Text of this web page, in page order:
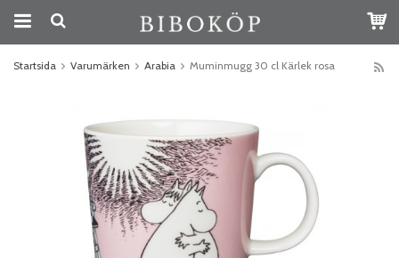
Startsida Varumärken Arabia Muminmugg 30 cl Kärlek rosa